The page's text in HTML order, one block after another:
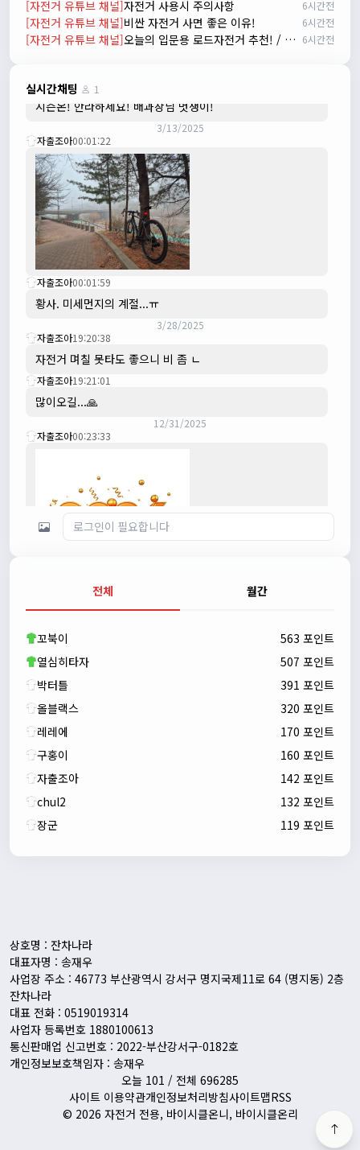
[자전거 유튜브 채널]자전거 사용시 주의사항 6시간전
[자전거 유튜브 채널]비싼 자전거 사면 좋은 이유! 6시간전
[자전거 유튜브 채널] 오늘의 입문용 로드자전거 추천! / 자바 라피다 6시간전
실시간채팅 1
3/1/2025
자출조아08:54:33
수도권은 3.1절 연휴 비소식...ㅠ ㅠ
JIWOON23:26:13
시즌온! 안라하세요! 배과장님 멋쟁이!
3/13/2025
자출조아00:01:22
자출조아00:01:59
황사. 미세먼지의 계절...ㅠ
3/28/2025
자출조아19:20:38
자전거 며칠 못타도 좋으니 비 좀 ㄴ
자출조아19:21:01
많이오길...🙏
12/31/2025
자출조아00:23:33
새해 복많이 받으세요!!
자출조아00:23:55
새해 복많이 받으세요!!
전체 월간
꼬북이
563 포인트
열심히타자
507 포인트
박터틀
391 포인트
올블랙스
320 포인트
레레에
170 포인트
구홍이
160 포인트
자출조아
142 포인트
chul2
132 포인트
장군
119 포인트
상호명 : 잔차나라
대표자명 : 송재우
사업장 주소 : 46773 부산광역시 강서구 명지국제11로 64 (명지동) 2층
잔차나라
대표 전화 : 0519019314
사업자 등록번호 1880100613
통신판매업 신고번호 : 2022-부산강서구-0182호
개인정보보호책임자 : 송재우
오늘 101 / 전체 696285
사이트 이용약관개인정보처리방침사이트맵RSS
© 2026 자전거 전용, 바이시클온니, 바이시클온리